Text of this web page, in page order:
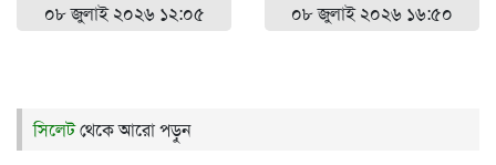
০৮ জুলাই ২০২৬ ১২:০৫
০৮ জুলাই ২০২৬ ১৬:৫০
সিলেটথেকে আরো পড়ুন